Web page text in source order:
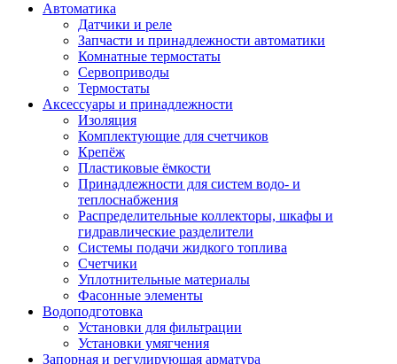
Автоматика
Датчики и реле
Запчасти и принадлежности автоматики
Комнатные термостаты
Сервоприводы
Термостаты
Аксессуары и принадлежности
Изоляция
Комплектующие для счетчиков
Крепёж
Пластиковые ёмкости
Принадлежности для систем водо- и
теплоснабжения
Распределительные коллекторы, шкафы и
гидравлические разделители
Системы подачи жидкого топлива
Счетчики
Уплотнительные материалы
Фасонные элементы
Водоподготовка
Установки для фильтрации
Установки умягчения
Запорная и регулирующая арматура